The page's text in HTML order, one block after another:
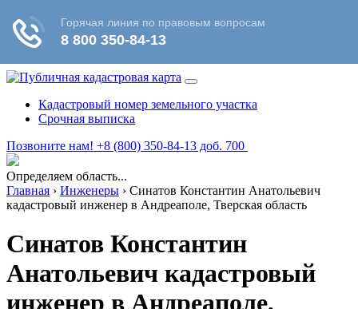
Кадастровый номер земельного участка
Срочная выписка
Позвоните нам! +8 (800) 350-84-13 доб. 700
Определяем область...
Главная › Инженеры › Синатов Константин Анатольевич
кадастровый инженер в Андреаполе, Тверская область
Синатов Константин
Анатольевич кадастровый
инженер в Андреаполе,